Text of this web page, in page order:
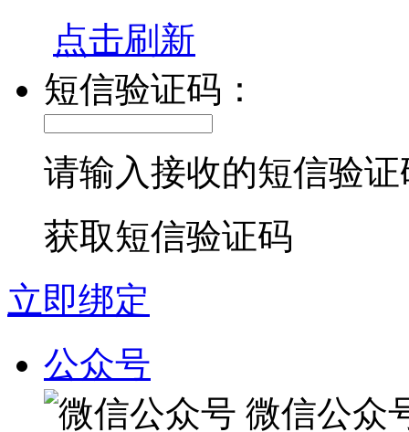
点击刷新
短信验证码：
请输入接收的短信验证
获取短信验证码
立即绑定
公众号
微信公众